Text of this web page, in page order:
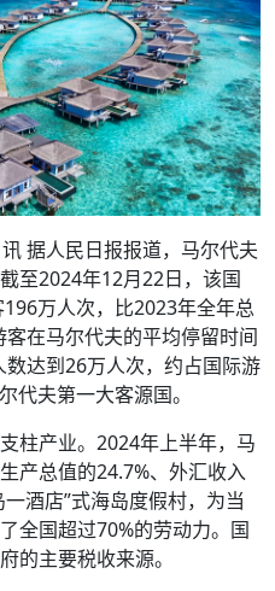
据人民日报报道，马尔代夫
至2024年12月22日，该国
万人次，比2023年全年总
在马尔代夫的平均停留时间
达到26万人次，约占国际游
代夫第一大客源国。
柱产业。2024年上半年，马
产总值的24.7%、外汇收入
酒店”式海岛度假村，为当
全国超过70%的劳动力。国
的主要税收来源。